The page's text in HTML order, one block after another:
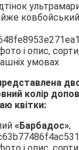
ковбойський
колір
квітки:
«Барбадос»;